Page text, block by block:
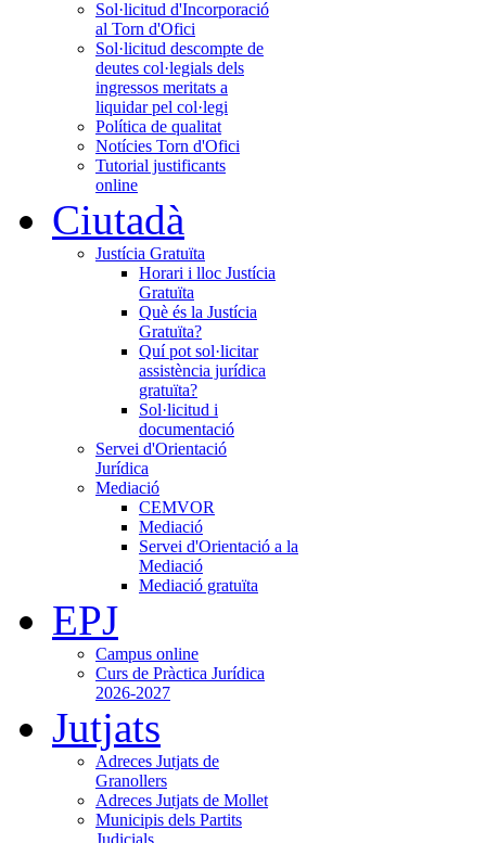
Sol·licitud d'Incorporació
al Torn d'Ofici
Sol·licitud descompte de
deutes col·legials dels
ingressos meritats a
liquidar pel col·legi
Política de qualitat
Notícies Torn d'Ofici
Tutorial justificants
online
Ciutadà
Justícia Gratuïta
Horari i lloc Justícia
Gratuïta
Què és la Justícia
Gratuïta?
Quí pot sol·licitar
assistència jurídica
gratuïta?
Sol·licitud i
documentació
Servei d'Orientació
Jurídica
Mediació
CEMVOR
Mediació
Servei d'Orientació a la
Mediació
Mediació gratuïta
EPJ
Campus online
Curs de Pràctica Jurídica
2026-2027
Jutjats
Adreces Jutjats de
Granollers
Adreces Jutjats de Mollet
Municipis dels Partits
Judicials